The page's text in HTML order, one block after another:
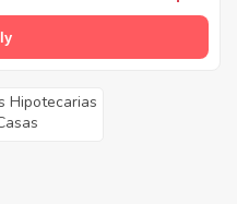
Hipotecarias